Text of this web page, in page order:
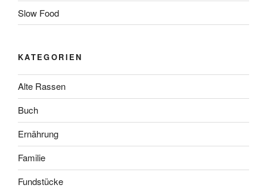
Slow Food
KATEGORIEN
Alte Rassen
Buch
Ernährung
Familie
Fundstücke